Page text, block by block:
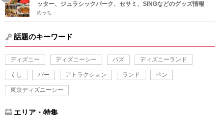
ッター、ジュラシックパーク、セサミ、SINGなどのグッズ情報
めっち
話題のキーワード
ディズニー ディズニーシー バズ ディズニーランド
くし バー アトラクション ランド ペン
東京ディズニーシー
エリア・特集